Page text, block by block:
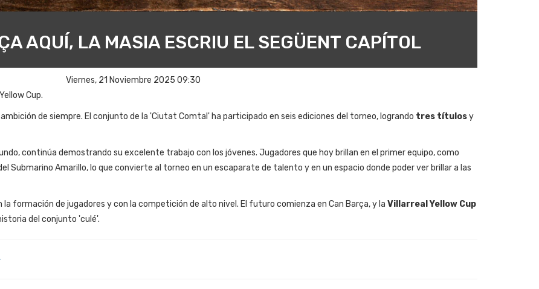
AQUÍ, LA MASIA ESCRIU EL SEGÜENT CAPÍTOL
Viernes, 21 Noviembre 2025 09:30
Cup.
de siempre. El conjunto de la 'Ciutat Comtal' ha participado en seis ediciones del torneo, logrando tres títulosy
continúa demostrando su excelente trabajo con los jóvenes. Jugadores que hoy brillan en el primer equipo, como
Submarino Amarillo, lo que convierte al torneo en un escaparate de talento y en un espacio donde poder ver brillar a las
formación de jugadores y con la competición de alto nivel. El futuro comienza en Can Barça, y la Villarreal Yellow Cup
del conjunto 'culé'.